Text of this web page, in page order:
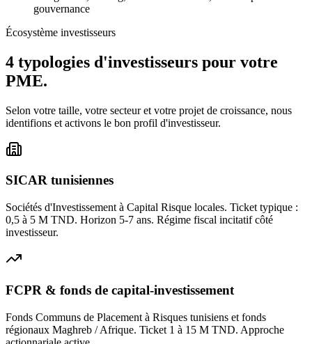
gouvernance
Écosystème investisseurs
4 typologies d'investisseurs pour votre
PME.
Selon votre taille, votre secteur et votre projet de croissance, nous
identifions et activons le bon profil d'investisseur.
SICAR tunisiennes
Sociétés d'Investissement à Capital Risque locales. Ticket typique :
0,5 à 5 M TND. Horizon 5-7 ans. Régime fiscal incitatif côté
investisseur.
FCPR & fonds de capital-investissement
Fonds Communs de Placement à Risques tunisiens et fonds
régionaux Maghreb / Afrique. Ticket 1 à 15 M TND. Approche